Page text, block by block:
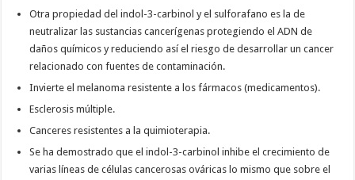
Otra propiedad del indol-3-carbinol y el sulforafano es la de
neutralizar las sustancias cancerígenas protegiendo el ADN de
daños químicos y reduciendo así el riesgo de desarrollar un cancer
relacionado con fuentes de contaminación.
Invierte el melanoma resistente a los fármacos (medicamentos).
Esclerosis múltiple.
Canceres resistentes a la quimioterapia.
Se ha demostrado que el indol-3-carbinol inhibe el crecimiento de
varias líneas de células cancerosas ováricas lo mismo que sobre el